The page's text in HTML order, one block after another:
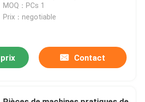
précision
par ordinateur a usiné des
MOQ：PCs 1
Prix：negotiable
Contact